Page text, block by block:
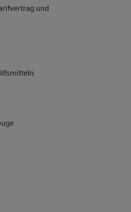
und